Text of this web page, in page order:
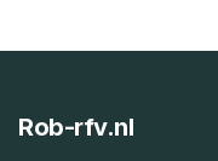
Rob-rfv.nl